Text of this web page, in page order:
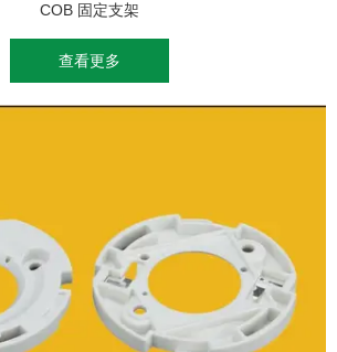
COB 固定支架
查看更多